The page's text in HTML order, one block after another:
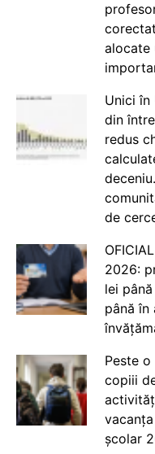
alocate
Unici în
din
redus
de
2026:
lei
până în
Peste
copiii
școlar